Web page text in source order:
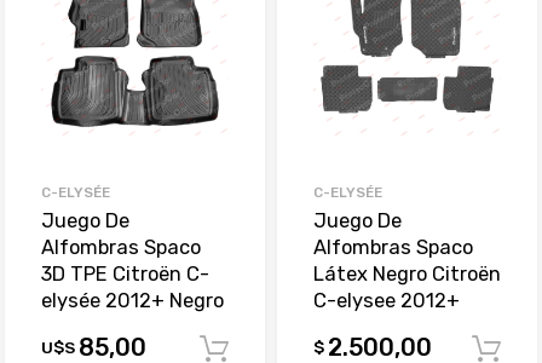
C-ELYSÉE
Juego De
Alfombras Spaco
3D TPE Citroën C-
elysée 2012+ Negro
U$S 85,00 Comprar
C-ELYSÉE
Juego De
Alfombras Spaco
Látex Negro Citroën
C-elysee 2012+
$ 2.500,00